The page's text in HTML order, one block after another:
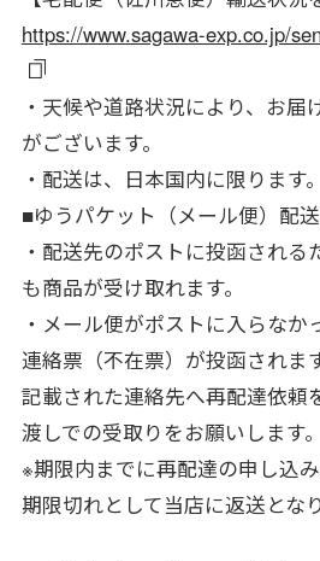
https://www.sagawa-exp.co.jp/
・天候や道路状況により、お届
がございます。
・配送は、日本国内に限ります。
■ゆうパケット（メール便）配
・配送先のポストに投函される
も商品が受け取れます。
・メール便がポストに入らなか
連絡票（不在票）が投函されます
記載された連絡先へ再配達依頼
渡しでの受取りをお願いします。
※期限内までに再配達の申し込
期限切れとして当店に返送となり